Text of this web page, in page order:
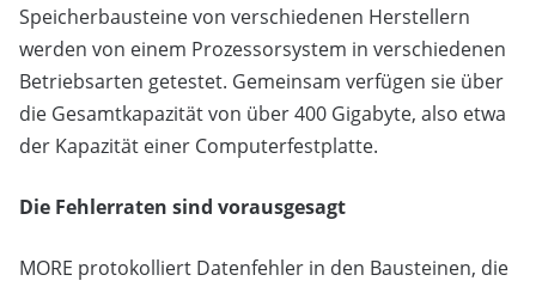
Speicherbausteine von verschiedenen Herstellern
werden von einem Prozessorsystem in verschiedenen
Betriebsarten getestet. Gemeinsam verfügen sie über
die Gesamtkapazität von über 400 Gigabyte, also etwa
der Kapazität einer Computerfestplatte.
Die Fehlerraten sind vorausgesagt
MORE protokolliert Datenfehler in den Bausteinen, die